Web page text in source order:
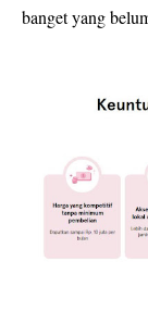
banget yang